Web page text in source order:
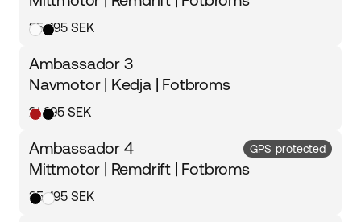
35 495 SEK
Ambassador 3
Navmotor | Kedja | Fotbroms
21 995 SEK
Ambassador 4
Mittmotor | Remdrift | Fotbroms
35 495 SEK
GPS-protected